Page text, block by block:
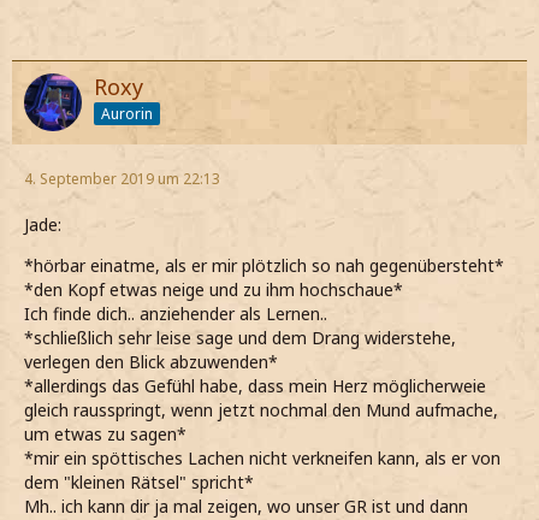
Roxy
Aurorin
4. September 2019 um 22:13
Jade:
*hörbar einatme, als er mir plötzlich so nah gegenübersteht*
*den Kopf etwas neige und zu ihm hochschaue*
Ich finde dich.. anziehender als Lernen..
*schließlich sehr leise sage und dem Drang widerstehe,
verlegen den Blick abzuwenden*
*allerdings das Gefühl habe, dass mein Herz möglicherweie
gleich rausspringt, wenn jetzt nochmal den Mund aufmache,
um etwas zu sagen*
*mir ein spöttisches Lachen nicht verkneifen kann, als er von
dem "kleinen Rätsel" spricht*
Mh.. ich kann dir ja mal zeigen, wo unser GR ist und dann